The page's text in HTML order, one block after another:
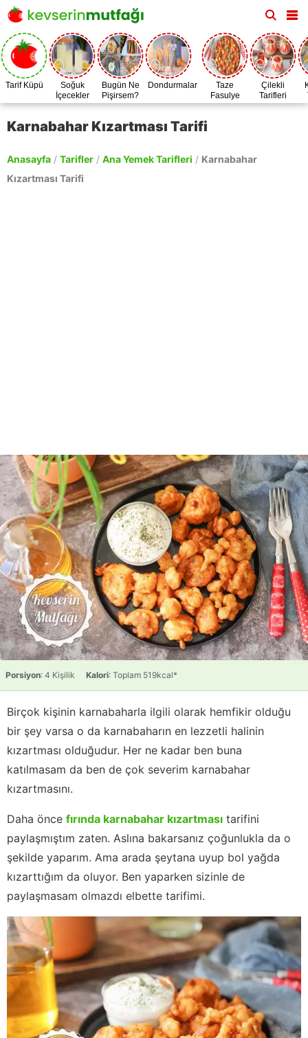
Tarif Küpü
Soğuk
İçecekler
Bugün Ne
Pişirsem?
Dondurmalar
Taze
Fasulye
Zamanı
Çilekli
Tarifleri
Karnabahar Kızartması Tarifi
Anasayfa / Tarifler / Ana Yemek Tarifleri / Karnabahar
Kızartması Tarifi
Porsiyon: 4 Kişilik Kalori: Toplam 519kcal*
Birçok kişinin karnabaharla ilgili olarak hemfikir olduğu
bir şey varsa o da karnabaharın en lezzetli halinin
kızartması olduğudur. Her ne kadar ben buna
katılmasam da ben de çok severim karnabahar
kızartmasını.
Daha önce fırında karnabahar kızartması tarifini
paylaşmıştım zaten. Aslına bakarsanız çoğunlukla da o
şekilde yaparım. Ama arada şeytana uyup bol yağda
kızarttığım da oluyor. Ben yaparken sizinle de
paylaşmasam olmazdı elbette tarifimi.